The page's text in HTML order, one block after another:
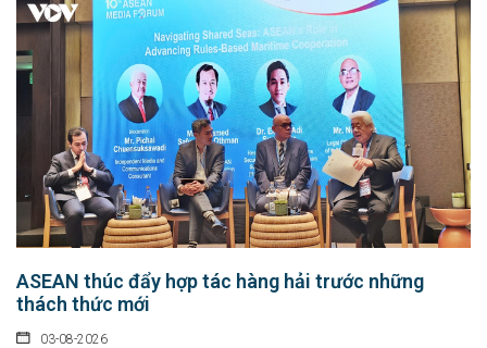
ASEAN thúc đẩy hợp tác hàng hải trước những
thách thức mới
03-08-2026